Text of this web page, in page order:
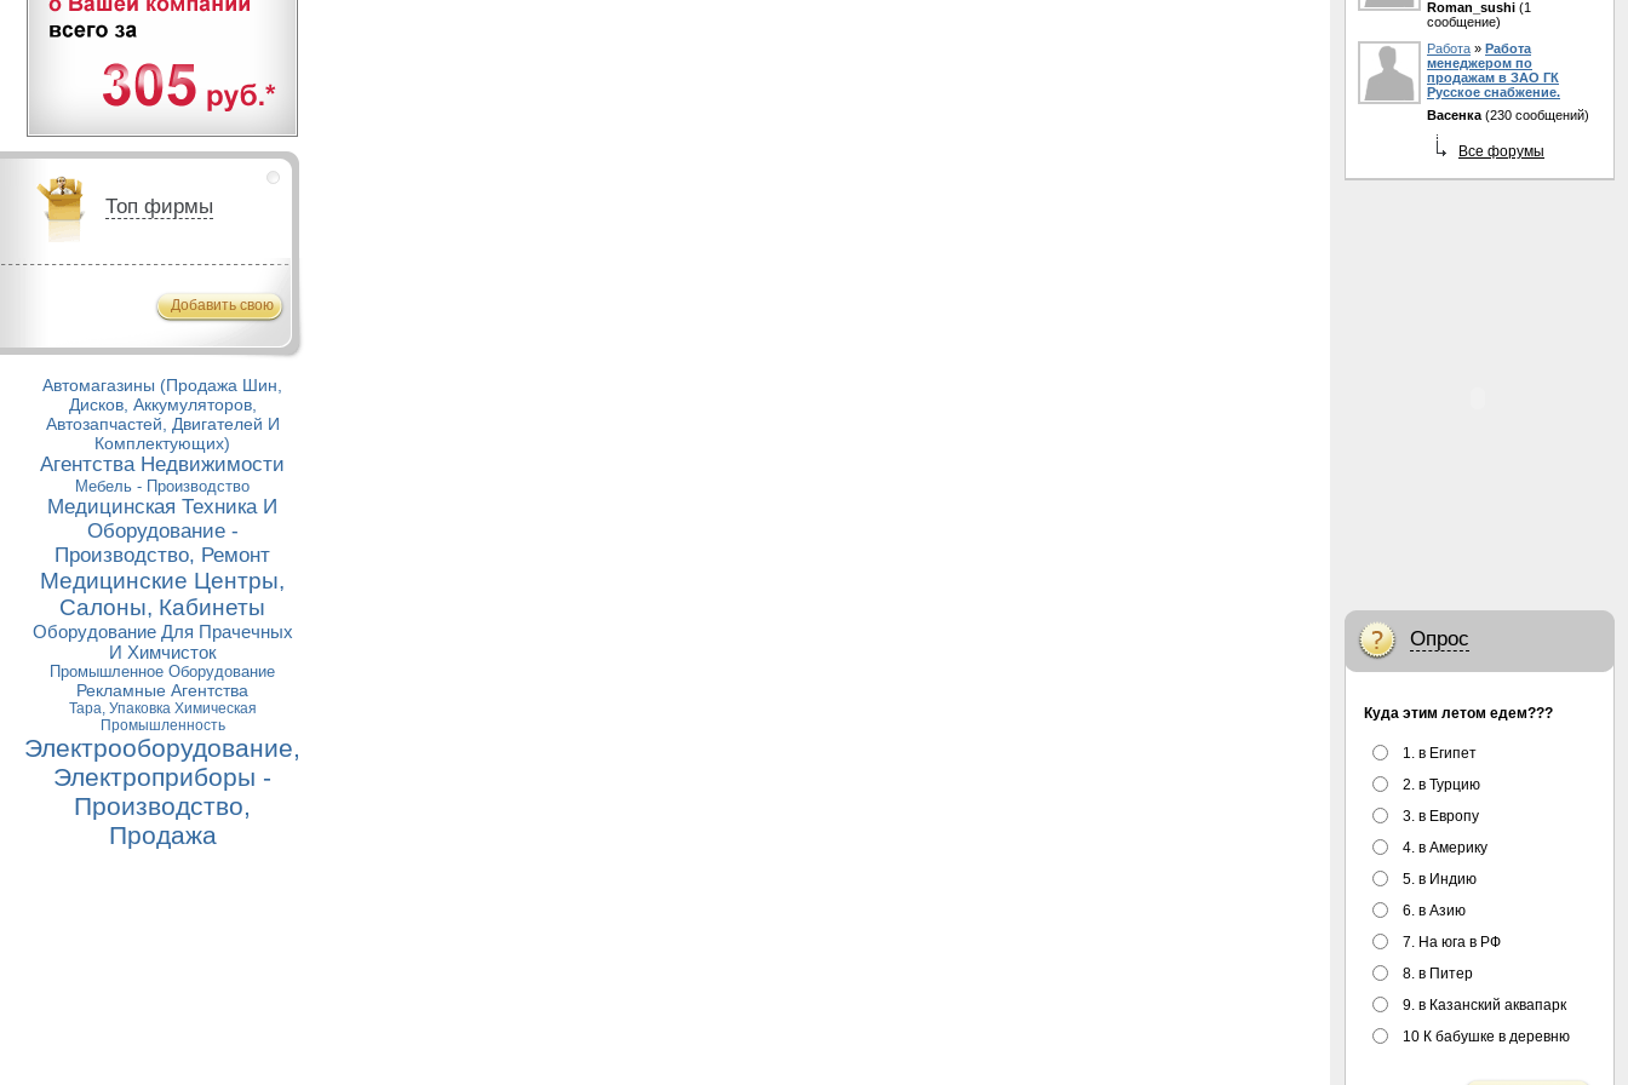
Roman_sushi (1
сообщение)
Работа » Работа
менеджером по
продажам в ЗАО ГК
Русское снабжение.
Васенка (230 сообщений)
Все форумы
Опрос
Куда этим летом едем???
1. в Египет
2. в Турцию
3. в Европу
4. в Америку
5. в Индию
6. в Азию
7. На юга в РФ
8. в Питер
9. в Казанский аквапарк
10 К бабушке в деревню
Топ фирмы
Добавить свою
Автомагазины (Продажа Шин,
Дисков, Аккумуляторов,
Автозапчастей, Двигателей И
Комплектующих)
Агентства Недвижимости
Мебель - Производство
Медицинская Техника И
Оборудование -
Производство, Ремонт
Медицинские Центры,
Салоны, Кабинеты
Оборудование Для Прачечных
И Химчисток
Промышленное Оборудование
Рекламные Агентства
Тара, Упаковка Химическая
Промышленность
Электрооборудование,
Электроприборы -
Производство,
Продажа